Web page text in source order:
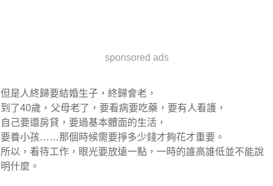
sponsored ads
但是人終歸要結婚生子，終歸會老，
到了40歲，父母老了，要看病要吃藥，要有人看護，
自己要還房貸，要過基本體面的生活，
要養小孩……那個時候需要掙多少錢才夠花才重要。
所以，看待工作，眼光要放遠一點，一時的誰高誰低並不能說
明什麼。